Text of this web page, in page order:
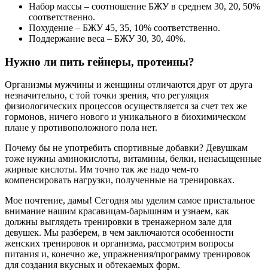
Набор массы – соотношение БЖУ в среднем 30, 20, 50%
соответственно.
Похудение – БЖУ 45, 35, 10% соответственно.
Поддержание веса – БЖУ 30, 30, 40%.
Нужно ли пить гейнеры, протеины?
Организмы мужчины и женщины отличаются друг от друга
незначительно, с той точки зрения, что регуляция
физиологических процессов осуществляется за счет тех же
гормонов, ничего нового и уникального в биохимическом
плане у противоположного пола нет.
Почему бы не употребить спортивные добавки? Девушкам
тоже нужны аминокислоты, витамины, белки, ненасыщенные
жирные кислоты. Им точно так же надо чем-то
компенсировать нагрузки, полученные на тренировках.
Мое почтение, дамы! Сегодня мы уделим самое пристальное
внимание нашим красавицам-барышням и узнаем, как
должны выглядеть тренировки в тренажерном зале для
девушек. Мы разберем, в чем заключаются особенности
женских тренировок и организма, рассмотрим вопросы
питания и, конечно же, упражнения/программу тренировок
для создания вкусных и обтекаемых форм.